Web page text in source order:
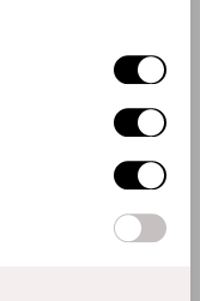
zijn moeder
was ze
geen jaar
te horen dat ze